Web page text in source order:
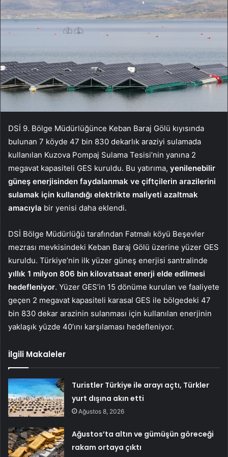
DSİ 9. Bölge Müdürlüğünce Keban Baraj Gölü kıyısında
bulunan 7 köyde 47 bin 830 dekarlık araziyi sulamada
kullanılan Kuzova Pompaj Sulama Tesisi’nin yanına 2
megavat kapasiteli GES kuruldu. Bu yatırıma, yenilenebilir
güneş enerjisinden faydalanmak ve çiftçilerin arazilerini
sulamak için kullandığı elektrikte maliyeti azaltmak
amacıyla bir yenisi daha eklendi.
DSİ Bölge Müdürlüğü tarafından Fatmalı köyü Beşevler
mezrası mevkisindeki Keban Baraj Gölü üzerine yüzer GES
kuruldu. Türkiye’nin ilk yüzer güneş enerjisi santralinde
yıllık 1 milyon 806 bin kilovatsaat enerji elde edilmesi
hedefleniyor. Yüzer GES’in 15 dönüme kurulan ve faaliyete
geçen 2 megavat kapasiteli karasal GES ile bölgedeki 47
bin 830 dekar arazinin sulanması için kullanılan enerjinin
yaklaşık yüzde 40’ını karşılaması hedefleniyor.
İlgili Makaleler
Turistler Türkiye ile arayı açtı, Türkler
yurt dışına akın etti
Ağustos 8, 2026
Ağustos’ta altın ve gümüşün göreceği
rakam ortaya çıktı